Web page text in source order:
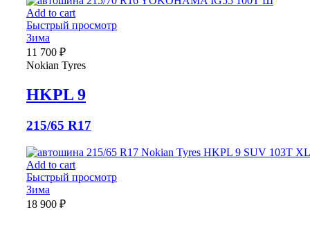
Add to cart
Быстрый просмотр
Зима
11 700 ₽
Nokian Tyres
HKPL 9
215/65 R17
Add to cart
Быстрый просмотр
Зима
18 900 ₽